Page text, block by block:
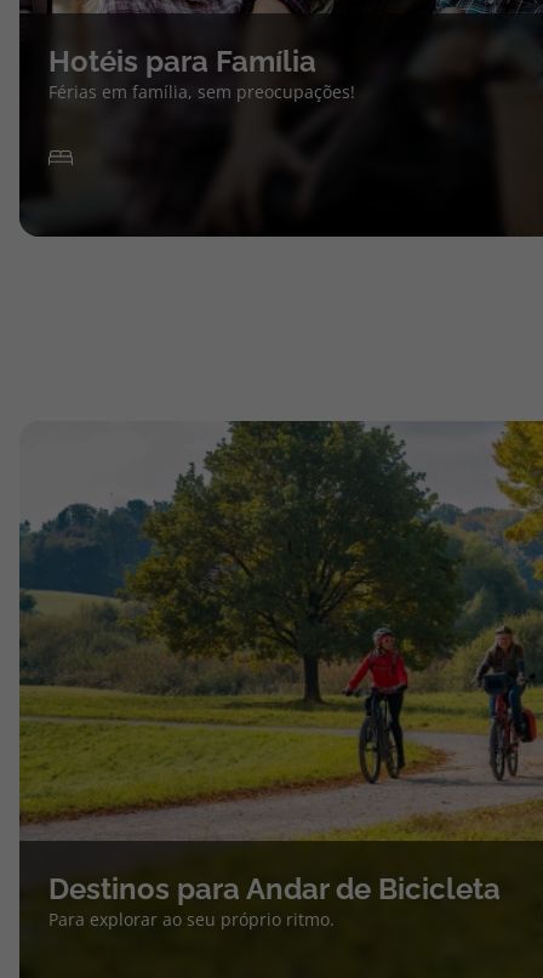
Hotéis para Família
Férias em família, sem preocupações!
Destinos para Andar de Bicicleta
Para explorar ao seu próprio ritmo.